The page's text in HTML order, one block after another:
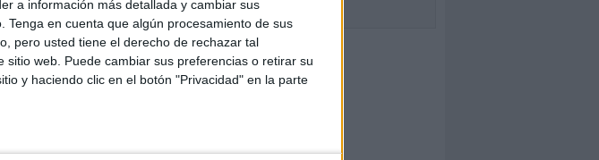
a información más detallada y cambiar sus
Tenga en cuenta que algún procesamiento de sus
pero usted tiene el derecho de rechazar tal
web. Puede cambiar sus preferencias o retirar su
y haciendo clic en el botón "Privacidad" en la parte